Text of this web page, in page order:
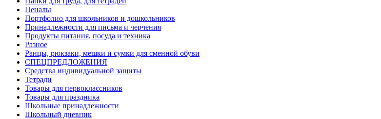
Пеналы
Портфолио для школьников и дошкольников
Принадлежности для письма и черчения
Продукты питания, посуда и техника
Разное
Ранцы, рюкзаки, мешки и сумки для сменной обуви
СПЕЦПРЕДЛОЖЕНИЯ
Средства индивидуальной защиты
Тетради
Товары для первоклассников
Товары для праздника
Школьные принадлежности
Школьный дневник